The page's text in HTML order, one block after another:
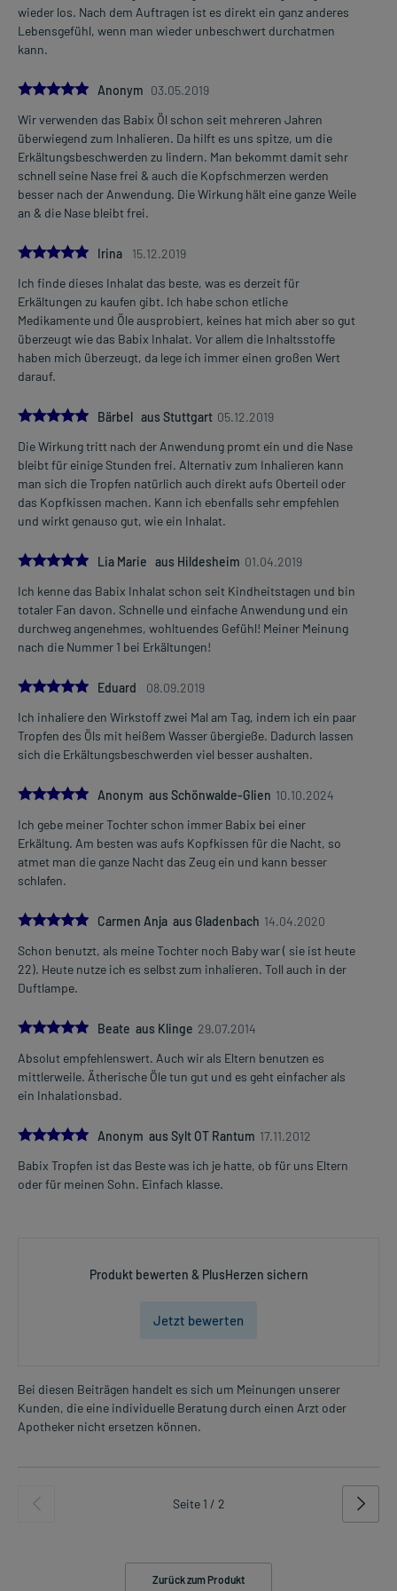
wieder los. Nach dem Auftragen ist es direkt ein ganz anderes
Lebensgefühl, wenn man wieder unbeschwert durchatmen
kann.
5.0Anonym 03.05.2019
Wir verwenden das Babix Öl schon seit mehreren Jahren
überwiegend zum Inhalieren. Da hilft es uns spitze, um die
Erkältungsbeschwerden zu lindern. Man bekommt damit sehr
schnell seine Nase frei & auch die Kopfschmerzen werden
besser nach der Anwendung. Die Wirkung hält eine ganze Weile
an & die Nase bleibt frei.
5.0
Irina
15.12.2019
Ich finde dieses Inhalat das beste, was es derzeit für
Erkältungen zu kaufen gibt. Ich habe schon etliche
Medikamente und Öle ausprobiert, keines hat mich aber so gut
überzeugt wie das Babix Inhalat. Vor allem die Inhaltsstoffe
haben mich überzeugt, da lege ich immer einen großen Wert
darauf.
5.0
Bärbel aus Stuttgart 05.12.2019
Die Wirkung tritt nach der Anwendung promt ein und die Nase
bleibt für einige Stunden frei. Alternativ zum Inhalieren kann
man sich die Tropfen natürlich auch direkt aufs Oberteil oder
das Kopfkissen machen. Kann ich ebenfalls sehr empfehlen
und wirkt genauso gut, wie ein Inhalat.
5.0Lia Marie aus Hildesheim 01.04.2019
Ich kenne das Babix Inhalat schon seit Kindheitstagen und bin
totaler Fan davon. Schnelle und einfache Anwendung und ein
durchweg angenehmes, wohltuendes Gefühl! Meiner Meinung
nach die Nummer 1 bei Erkältungen!
5.0
Eduard
08.09.2019
Ich inhaliere den Wirkstoff zwei Mal am Tag, indem ich ein paar
Tropfen des Öls mit heißem Wasser übergieße. Dadurch lassen
sich die Erkältungsbeschwerden viel besser aushalten.
5.0Anonym aus Schönwalde-Glien 10.10.2024
Ich gebe meiner Tochter schon immer Babix bei einer
Erkältung. Am besten was aufs Kopfkissen für die Nacht, so
atmet man die ganze Nacht das Zeug ein und kann besser
schlafen.
5.0
Carmen Anja aus Gladenbach 14.04.2020
Schon benutzt, als meine Tochter noch Baby war ( sie ist heute
22). Heute nutze ich es selbst zum inhalieren. Toll auch in der
Duftlampe.
5.0
Beate aus Klinge 29.07.2014
Absolut empfehlenswert. Auch wir als Eltern benutzen es
mittlerweile. Ätherische Öle tun gut und es geht einfacher als
ein Inhalationsbad.
5.0Anonym aus Sylt OT Rantum 17.11.2012
Babix Tropfen ist das Beste was ich je hatte, ob für uns Eltern
oder für meinen Sohn. Einfach klasse.
Produkt bewerten & PlusHerzen sichern
Jetzt bewerten
Bei diesen Beiträgen handelt es sich um Meinungen unserer
Kunden, die eine individuelle Beratung durch einen Arzt oder
Apotheker nicht ersetzen können.
Seite 1 / 2
Zurück zum Produkt